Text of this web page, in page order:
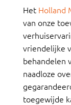
Het Holland
van onze
vriendelijke
behandelen
naadloze
toegewijde